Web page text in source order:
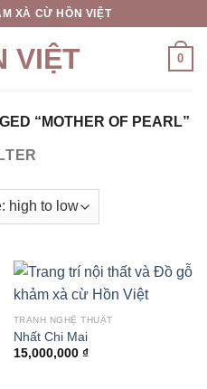
XÀ CỪ HỒN VIỆT
0
“MOTHER OF PEARL”
TRANH NGHỆ THUẬT
Nhất Chi Mai
15,000,000 ₫